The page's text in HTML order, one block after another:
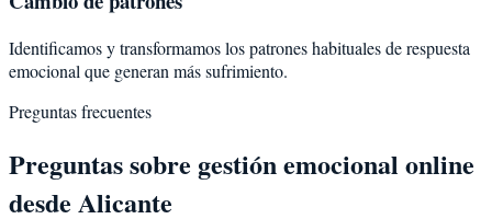
Identificamos y transformamos los patrones habituales de respuesta
emocional que generan más sufrimiento.
Preguntas frecuentes
Preguntas sobre gestión emocional online
desde Alicante